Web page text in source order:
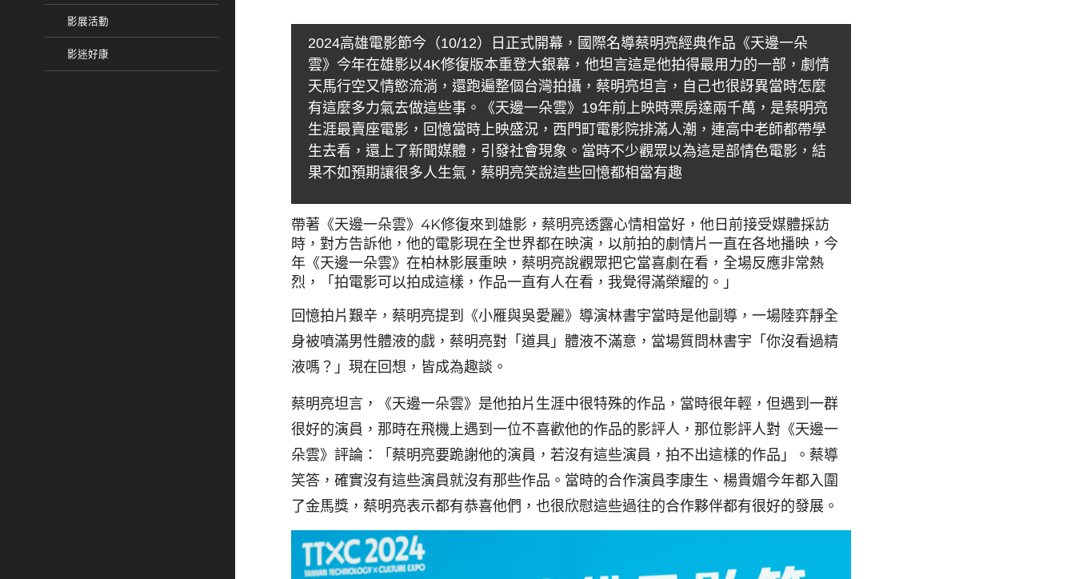
影展活動
影迷好康
2024高雄電影節今（10/12）日正式開幕，國際名導蔡明亮經典作品《天邊一朵
雲》今年在雄影以4K修復版本重登大銀幕，他坦言這是他拍得最用力的一部，劇情
天馬行空又情慾流淌，還跑遍整個台灣拍攝，蔡明亮坦言，自己也很訝異當時怎麼
有這麼多力氣去做這些事。《天邊一朵雲》19年前上映時票房達兩千萬，是蔡明亮
生涯最賣座電影，回憶當時上映盛況，西門町電影院排滿人潮，連高中老師都帶學
生去看，還上了新聞媒體，引發社會現象。當時不少觀眾以為這是部情色電影，結
果不如預期讓很多人生氣，蔡明亮笑說這些回憶都相當有趣
帶著《天邊一朵雲》4K修復來到雄影，蔡明亮透露心情相當好，他日前接受媒體採訪
時，對方告訴他，他的電影現在全世界都在映演，以前拍的劇情片一直在各地播映，今
年《天邊一朵雲》在柏林影展重映，蔡明亮說觀眾把它當喜劇在看，全場反應非常熱
烈，「拍電影可以拍成這樣，作品一直有人在看，我覺得滿榮耀的。」
回憶拍片艱辛，蔡明亮提到《小雁與吳愛麗》導演林書宇當時是他副導，一場陸弈靜全
身被噴滿男性體液的戲，蔡明亮對「道具」體液不滿意，當場質問林書宇「你沒看過精
液嗎？」現在回想，皆成為趣談。
蔡明亮坦言，《天邊一朵雲》是他拍片生涯中很特殊的作品，當時很年輕，但遇到一群
很好的演員，那時在飛機上遇到一位不喜歡他的作品的影評人，那位影評人對《天邊一
朵雲》評論：「蔡明亮要跪謝他的演員，若沒有這些演員，拍不出這樣的作品」。蔡導
笑答，確實沒有這些演員就沒有那些作品。當時的合作演員李康生、楊貴媚今年都入圍
了金馬獎，蔡明亮表示都有恭喜他們，也很欣慰這些過往的合作夥伴都有很好的發展。